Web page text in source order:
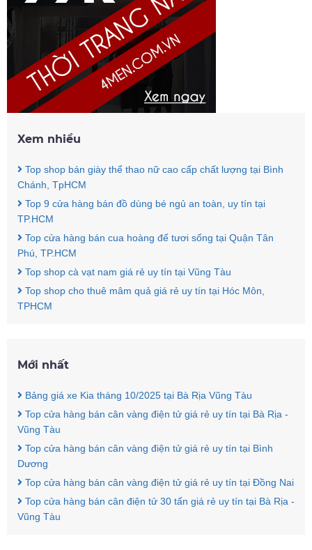
Xem nhiều
Top shop bán giày thể thao nữ cao cấp chất lượng tại Bình
Chánh, TpHCM
Top 9 cửa hàng bán đồ dùng bé ngủ an toàn, uy tín tại
TP.HCM
Top cửa hàng bán cua hoàng đế tươi sống tại Quận Tân
Phú, TP.HCM
Top shop cà vạt nam giá rẻ uy tín tại Vũng Tàu
Top shop cho thuê mâm quả giá rẻ uy tín tại Hóc Môn,
TPHCM
Mới nhất
Bảng giá xe Kia tháng 10/2025 tại Bà Rịa Vũng Tàu
Top cửa hàng bán cân vàng điện tử giá rẻ uy tín tại Bà Rịa -
Vũng Tàu
Top cửa hàng bán cân vàng điện tử giá rẻ uy tín tại Bình
Dương
Top cửa hàng bán cân vàng điện tử giá rẻ uy tín tại Đồng Nai
Top cửa hàng bán cân điện tử 30 tấn giá rẻ uy tín tại Bà Rịa -
Vũng Tàu